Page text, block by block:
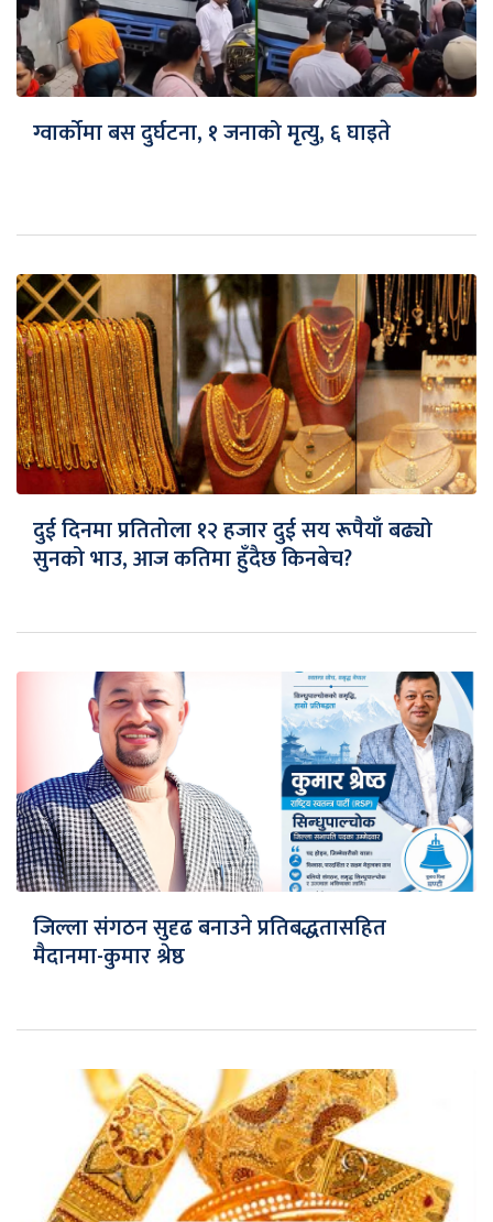
ग्वार्कोमा बस दुर्घटना, १ जनाको मृत्यु, ६ घाइते
दुई दिनमा प्रतितोला १२ हजार दुई सय रूपैयाँ बढ्यो
सुनको भाउ, आज कतिमा हुँदैछ किनबेच?
जिल्ला संगठन सुदृढ बनाउने प्रतिबद्धतासहित
मैदानमा-कुमार श्रेष्ठ